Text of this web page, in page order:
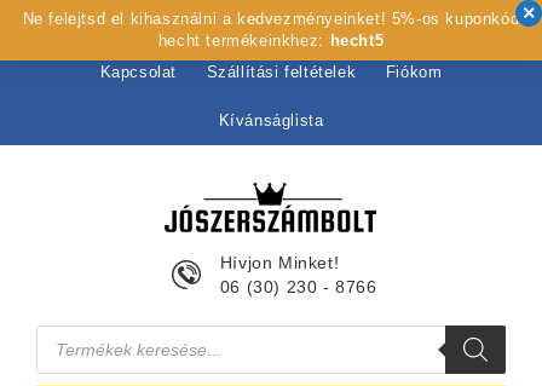
Kezdőlap Rólunk Webshop Szolgáltatások
Kapcsolat Szállítási feltételek Fiókom
Kívánságlista
Hívjon Minket!
06 (30) 230 - 8766
Products
search
Ne felejtsd el kihasználni a kedvezményeinket! 5%-os kuponkód
hecht termékeinkhez: hecht5